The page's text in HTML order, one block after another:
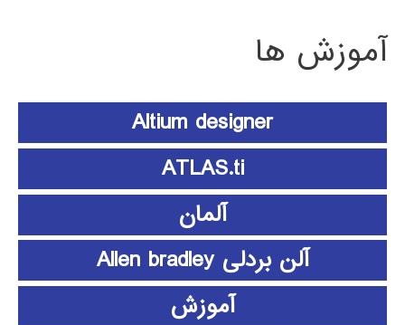
آموزش ها
Altium designer
ATLAS.ti
آلمان
آلن بردلی Allen bradley
آموزش